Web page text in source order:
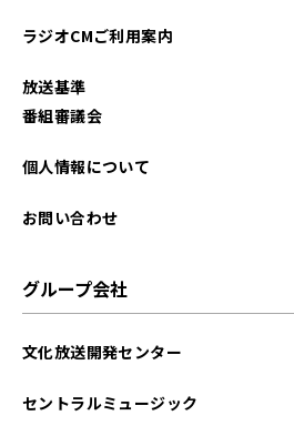
ラジオCMご利用案内
放送基準
番組審議会
個人情報について
お問い合わせ
グループ会社
文化放送開発センター
セントラルミュージック